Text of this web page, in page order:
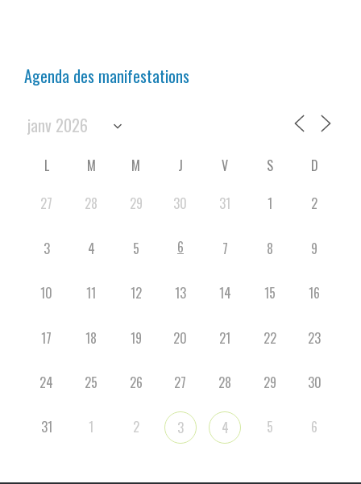
Agenda des manifestations
L M M J V S
D
27
28 29 30 31 1 2
3 4 5 6 7 8 9
10 11 12 13 14 15 16
17 18 19 20 21 22 23
24 25 26 27 28 29 30
31 1 2 3 4 5 6